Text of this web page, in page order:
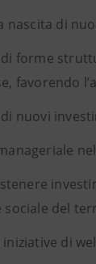
nascita di
forme
favorendo
nuovi
sociale del
di